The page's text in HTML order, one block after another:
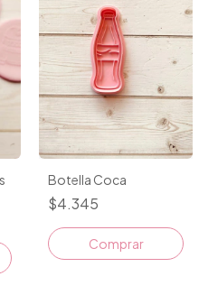
Botella Coca
$4.345
Comprar